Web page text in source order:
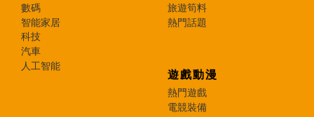
數碼
智能家居
科技
汽車
人工智能
旅遊筍料
熱門話題
遊戲動漫
熱門遊戲
電競裝備